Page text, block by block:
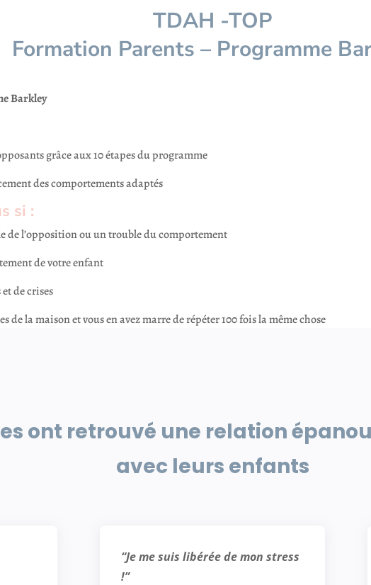
TDAH -TOP
Formation Parents – Programme
Barkley
grâce aux 10 étapes du programme
des comportements adaptés
si :
de l’opposition ou un trouble du comportement
de votre enfant
de crises
de la maison et vous en avez marre de répéter 100 fois la même chose
ont retrouvé une relation
avec leurs enfants
“Je me suis libérée de mon stress
!”